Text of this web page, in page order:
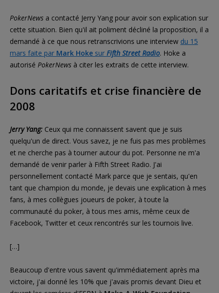
PokerNews a contacté Jerry Yang pour avoir son explication sur
cette situation. Bien qu'il ait poliment décliné la proposition, il a
demandé à ce que nous retranscrivions une interview du 15
mars faite par Mark Hoke sur Fifth Street Radio. Hoke a
autorisé PokerNews à citer les extraits de cette interview.
Dons caritatifs et crise financière de
2008
Jerry Yang: Ceux qui me connaissent savent que je suis
quelqu'un de direct. Vous savez, je ne fuis pas mes problèmes
et ne cherche pas à tourner autour du pot. Personne ne m'a
demandé de venir parler à Fifth Street Radio. J'ai
personnellement contacté Mark parce que je sentais, qu'en
tant que champion du monde, je devais une explication à mes
fans, à mes collègues joueurs de poker, à toute la
communauté du poker, à tous mes amis, même ceux de
Facebook, Twitter et ceux rencontrés sur les tournois live.
[…]
Beaucoup d'entre vous savent qu'immédiatement après ma
victoire, j'ai donné les 10% que j'avais promis devant Dieu et